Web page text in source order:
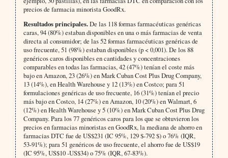
precios de farmacia minorista GoodRx.
Resultados principales.De las 118 formas farmacéuticas genéricas
caras, 94 (80%) estaban disponibles en una o más farmacias de venta
directa al consumidor; de las 52 formas farmacéuticas genéricas de
uso frecuente, 51 (98%) estaban disponibles (p < 0,001). De los 88
genéricos caros disponibles en cantidades y concentraciones
comparables en todas las farmacias, 42 (47%) tenían el coste más
bajo en Amazon, 23 (26%) en Mark Cuban Cost Plus Drug Company,
13 (14%), en Health Warehouse y 12 (13%) en Costco; para 51
formulaciones genéricas de uso frecuente, 16 (31%) tenían el precio
más bajo en Costco, 14 (27%) en Amazon, 10 (20%) en Walmart, 6
(12%) en Health Warehouse y 5 (10%) en Mark Cuban Cost Plus Drug
Company. Para los 77 genéricos caros para los que se obtuvieron los
precios en farmacias minoristas en GoodRx, la mediana de ahorro en
farmacias DTC fue de US$231 (IC 95%, 129 $-792 $) o 76% (IQR,
53-91%); para 51 genéricos de uso frecuente, el ahorro fue de US$19
(IC 95%, US$10 -US$34) o 75% (IQR, 67-83%).